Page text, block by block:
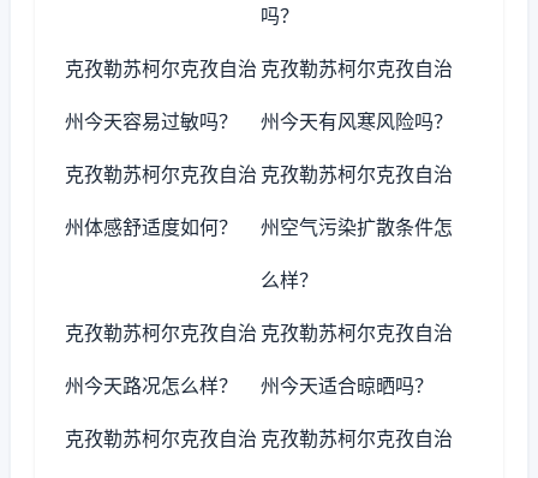
吗？
克孜勒苏柯尔克孜自治
州今天容易过敏吗？
克孜勒苏柯尔克孜自治
州今天有风寒风险吗？
克孜勒苏柯尔克孜自治
州体感舒适度如何？
克孜勒苏柯尔克孜自治
州空气污染扩散条件怎
么样？
克孜勒苏柯尔克孜自治
州今天路况怎么样？
克孜勒苏柯尔克孜自治
州今天适合晾晒吗？
克孜勒苏柯尔克孜自治 克孜勒苏柯尔克孜自治